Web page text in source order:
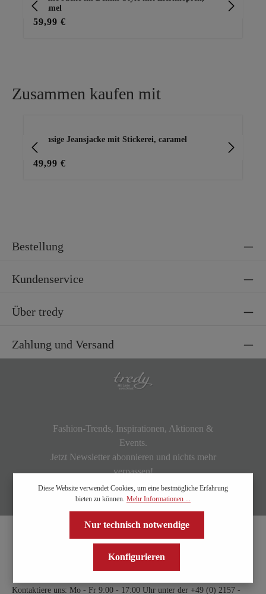
caramel
59,99 €
Zusammen kaufen mit
Fransige Jeansjacke mit Stickerei, caramel
49,99 €
Bestellung
Kundenservice
Über tredy
Zahlung und Versand
Fashion-Trends, Inspirationen, Aktionen &
Events.
Jetzt Newsletter abonnieren und nichts mehr
verpassen!
Kontaktiere uns: Mo - Fr 9:00 - 17:00 Uhr unter der +49 (0) 2157 -
Diese Website verwendet Cookies, um eine bestmögliche Erfahrung
bieten zu können. Mehr Informationen ...
Nur technisch notwendige
Konfigurieren